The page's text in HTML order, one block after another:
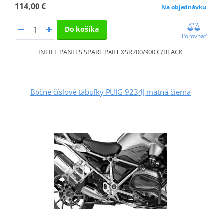
114,00 € Na objednávku
Do košíka
Porovnať
INFILL PANELS SPARE PART XSR700/900 C/BLACK
Bočné číslové tabuľky PUIG 9234J matná čierna